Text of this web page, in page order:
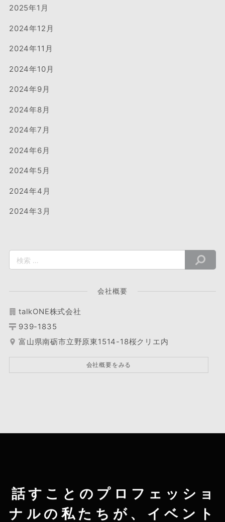
2025年1月
2024年12月
2024年11月
2024年10月
2024年9月
2024年8月
2024年7月
2024年6月
2024年5月
2024年4月
2024年3月
会社概要
talkONE株式会社
939-1835
富山県南砺市立野原東1514-18桜クリエ内
会社概要をみる
話すことのプロフェッショ
ナルの私たちが、 イベント